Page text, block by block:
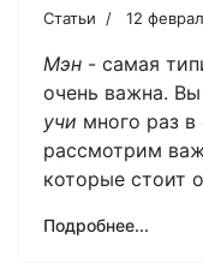
Статьи 12
Мэн - самая
очень важна.
учи много раз
рассмотрим
которые стоит
Подробнее...